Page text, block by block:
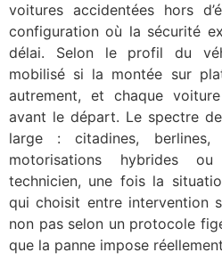
voitures accidentées hors
configuration où la sécurité
délai. Selon le profil du
mobilisé si la montée sur
autrement, et chaque
avant le départ. Le spectre
large : citadines, berlines,
motorisations hybrides
technicien, une fois la
qui choisit entre intervention
non pas selon un protocole
que la panne impose